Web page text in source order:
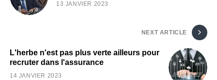
13 JANVIER 2023
NEXT ARTICLE
L'herbe n'est pas plus verte ailleurs pour
recruter dans l'assurance
14 JANVIER 2023